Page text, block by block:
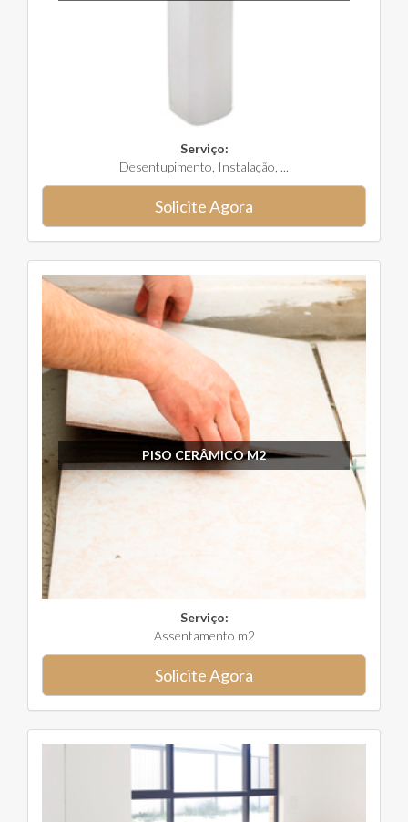
Serviço:
Desentupimento, Instalação, ...
Solicite Agora
PISO CERÂMICO M2
Serviço:
Assentamento m2
Solicite Agora